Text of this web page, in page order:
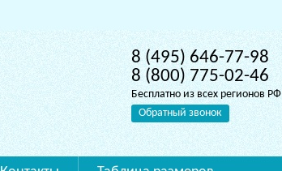
8 (495) 646-77-98
8 (800) 775-02-46
Бесплатно из всех регионов РФ
Обратный звонок